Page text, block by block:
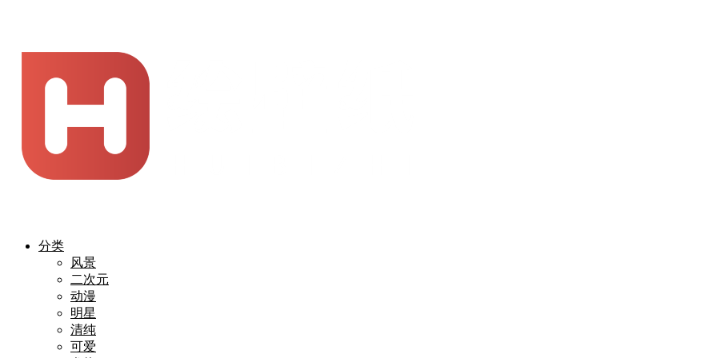
分类
风景
二次元
动漫
明星
清纯
可爱